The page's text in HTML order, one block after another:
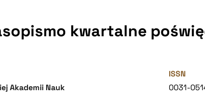
kwartalne
Akademii Nauk
ISSN
0031-